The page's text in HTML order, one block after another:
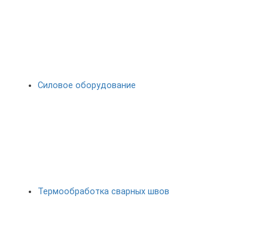
Силовое оборудование
Термообработка сварных швов